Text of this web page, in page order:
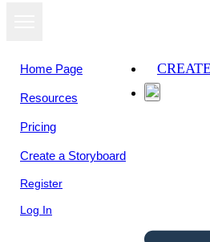
Home Page
Resources
Pricing
Create a Storyboard
Register
Log In
View as
slideshow